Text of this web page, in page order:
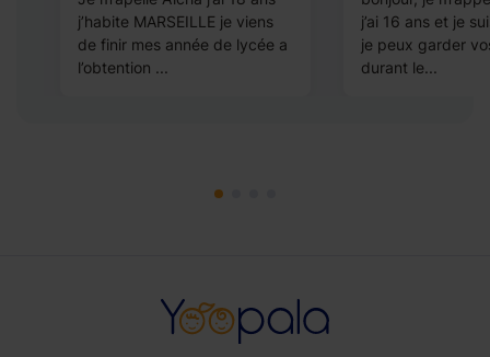
j’habite MARSEILLE je viens
de finir mes année de lycée a
l’obtention ...
j’ai 16 ans et je
je peux garder
durant le...